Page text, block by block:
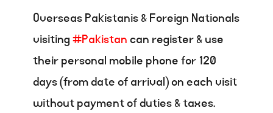
Overseas Pakistanis & Foreign Nationals
visiting#Pakistancan register & use
their personal mobile phone for 120
days (from date of arrival) on each visit
without payment of duties & taxes.